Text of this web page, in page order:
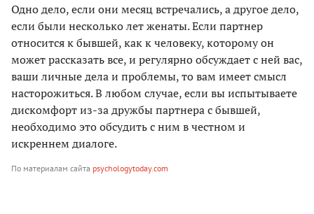
Одно дело, если они месяц встречались, а другое дело,
если были несколько лет женаты. Если партнер
относится к бывшей, как к человеку, которому он
может рассказать все, и регулярно обсуждает с ней вас,
ваши личные дела и проблемы, то вам имеет смысл
насторожиться. В любом случае, если вы испытываете
дискомфорт из-за дружбы партнера с бывшей,
необходимо это обсудить с ним в честном и
искреннем диалоге.
По материалам сайта psychologytoday.com